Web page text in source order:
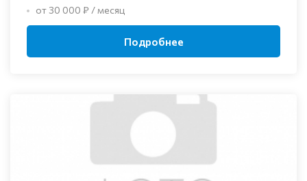
от 30 000 ₽ / месяц
Подробнее